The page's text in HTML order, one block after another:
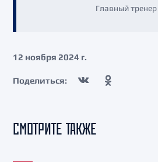
Главный
12 ноября 2024 г.
Поделиться:
СМОТРИТЕ ТАКЖЕ